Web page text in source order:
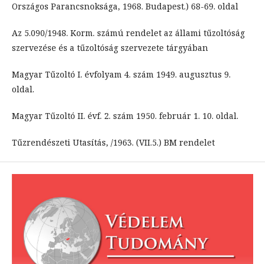
Országos Parancsnoksága, 1968. Budapest.) 68-69. oldal
Az 5.090/1948. Korm. számú rendelet az állami tűzoltóság
szervezése és a tűzoltóság szervezete tárgyában
Magyar Tűzoltó I. évfolyam 4. szám 1949. augusztus 9.
oldal.
Magyar Tűzoltó II. évf. 2. szám 1950. február 1. 10. oldal.
Tűzrendészeti Utasítás, /1963. (VII.5.) BM rendelet